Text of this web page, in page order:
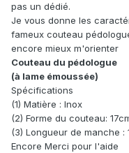
pas un dédié.
Je vous donne les
fameux couteau
encore mieux m'orienter
Couteau du pédologue
(à lame émoussée)
Spécifications
(1) Matière : Inox
(2) Forme du couteau:
(3) Longueur de manche :
Encore Merci pour l'aide